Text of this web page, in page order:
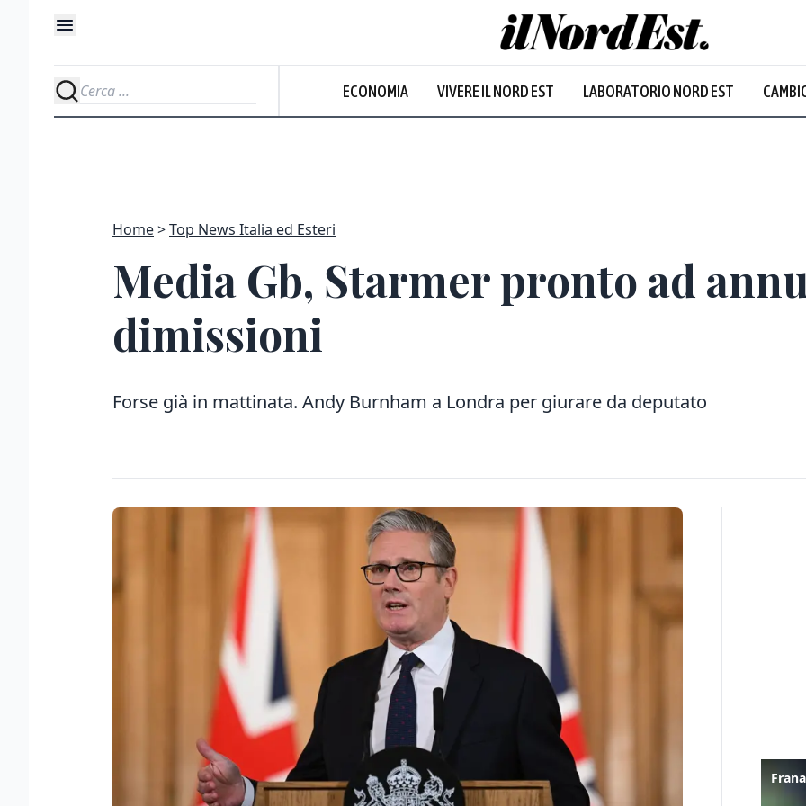
ECONOMIA VIVERE IL NORD EST LABORATORIO NORD EST
Home Top News Italia ed Esteri
Media Gb, Starmer pronto ad
dimissioni
Forse già in mattinata. Andy Burnham a Londra per giurare da deputato